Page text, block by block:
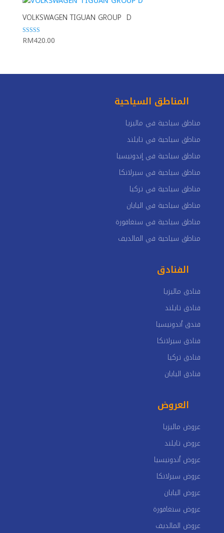
VOLKSWAGEN TIGUAN GROUP D
Rated
5.00
RM420.00
المناطق السياحية
مناطق سياحية في ماليزيا
مناطق سياحية في تايلند
مناطق سياحية في إندونيسيا
مناطق سياحية في سيرلانكا
مناطق سياحية في تركيا
مناطق سياحية في اليابان
مناطق سياحية في سنغافورة
مناطق سياحية في المالديف
الفنادق
فنادق ماليزيا
فنادق تايلند
فندق أندونيسيا
فنادق سيرلانكا
فنادق تركيا
فنادق اليابان
العروض
عروض ماليزيا
عروض تايلند
عروض أندونيسيا
عروض سيرلانكا
عروض اليابان
عروض سنغافورة
عروض المالديف